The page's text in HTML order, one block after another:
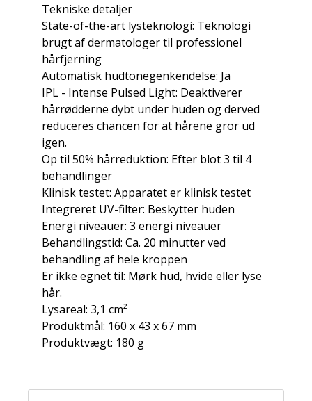
Tekniske detaljer
State-of-the-art lysteknologi: Teknologi
brugt af dermatologer til professionel
hårfjerning
Automatisk hudtonegenkendelse: Ja
IPL - Intense Pulsed Light: Deaktiverer
hårrødderne dybt under huden og derved
reduceres chancen for at hårene gror ud
igen.
Op til 50% hårreduktion: Efter blot 3 til 4
behandlinger
Klinisk testet: Apparatet er klinisk testet
Integreret UV-filter: Beskytter huden
Energi niveauer: 3 energi niveauer
Behandlingstid: Ca. 20 minutter ved
behandling af hele kroppen
Er ikke egnet til: Mørk hud, hvide eller lyse
hår.
Lysareal: 3,1 cm²
Produktmål: 160 x 43 x 67 mm
Produktvægt: 180 g